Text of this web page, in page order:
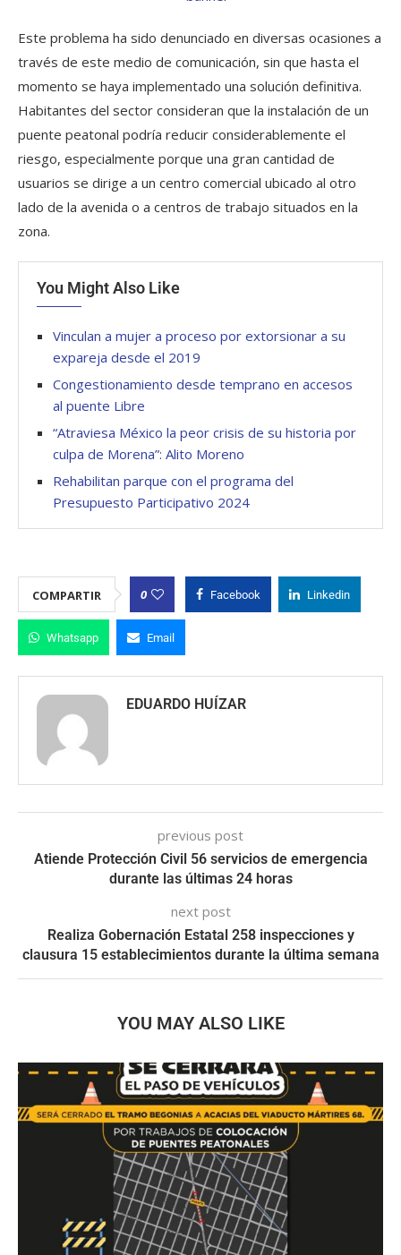
Este problema ha sido denunciado en diversas ocasiones a
través de este medio de comunicación, sin que hasta el
momento se haya implementado una solución definitiva.
Habitantes del sector consideran que la instalación de un
puente peatonal podría reducir considerablemente el
riesgo, especialmente porque una gran cantidad de
usuarios se dirige a un centro comercial ubicado al otro
lado de la avenida o a centros de trabajo situados en la
zona.
You Might Also Like
Vinculan a mujer a proceso por extorsionar a su
expareja desde el 2019
Congestionamiento desde temprano en accesos
al puente Libre
“Atraviesa México la peor crisis de su historia por
culpa de Morena”: Alito Moreno
Rehabilitan parque con el programa del
Presupuesto Participativo 2024
COMPARTIR 0 Facebook Linkedin
Whatsapp Email
EDUARDO HUÍZAR
previous post
Atiende Protección Civil 56 servicios de emergencia
durante las últimas 24 horas
next post
Realiza Gobernación Estatal 258 inspecciones y
clausura 15 establecimientos durante la última semana
YOU MAY ALSO LIKE